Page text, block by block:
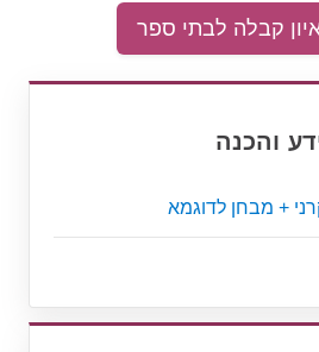
קבלה לבתי ספר
והכנה
+ מבחן לדוגמא